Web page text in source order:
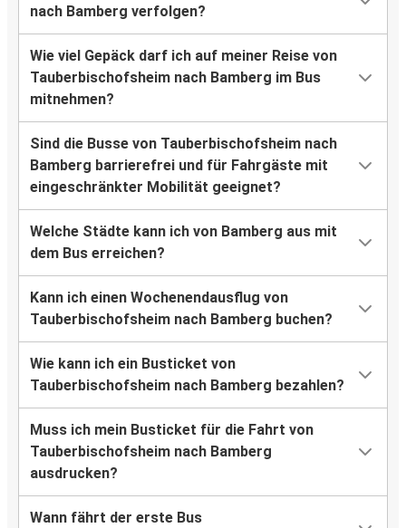
nach Bamberg verfolgen?
Wie viel Gepäck darf ich auf meiner Reise von
Tauberbischofsheim nach Bamberg im Bus
mitnehmen?
Sind die Busse von Tauberbischofsheim nach
Bamberg barrierefrei und für Fahrgäste mit
eingeschränkter Mobilität geeignet?
Welche Städte kann ich von Bamberg aus mit
dem Bus erreichen?
Kann ich einen Wochenendausflug von
Tauberbischofsheim nach Bamberg buchen?
Wie kann ich ein Busticket von
Tauberbischofsheim nach Bamberg bezahlen?
Muss ich mein Busticket für die Fahrt von
Tauberbischofsheim nach Bamberg
ausdrucken?
Wann fährt der erste Bus